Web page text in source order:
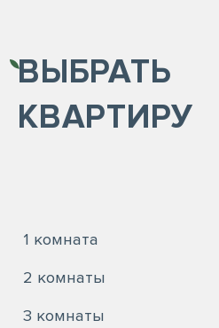
ВЫБРАТЬ
КВАРТИРУ
1 комната
2 комнаты
3 комнаты